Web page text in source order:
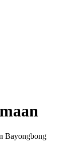
Bayongbong